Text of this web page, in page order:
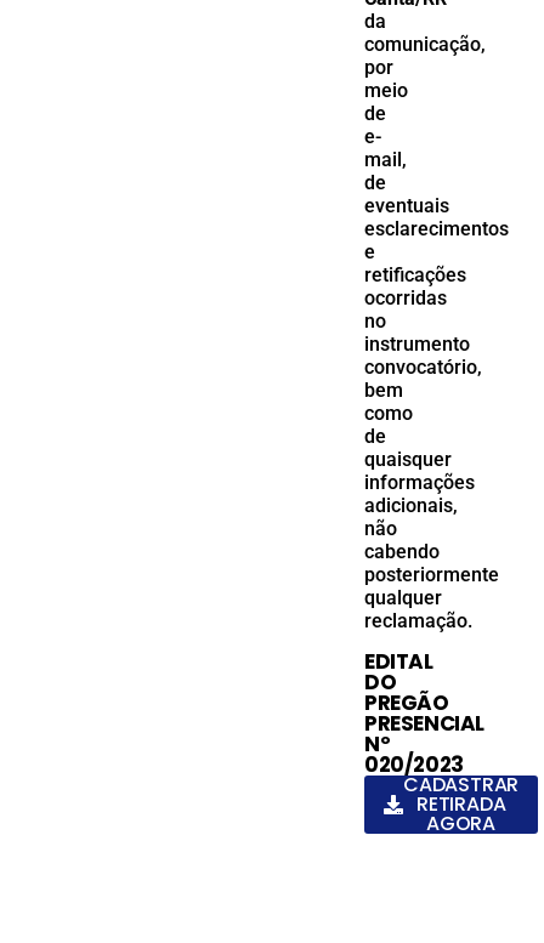
da
comunicação,
por
meio
de
e-
mail,
de
eventuais
esclarecimentos
e
retificações
ocorridas
no
instrumento
convocatório,
bem
como
de
quaisquer
informações
adicionais,
não
cabendo
posteriormente
qualquer
reclamação.
EDITAL
DO
PREGÃO
PRESENCIAL
Nº
020/2023
CADASTRAR
RETIRADA
AGORA